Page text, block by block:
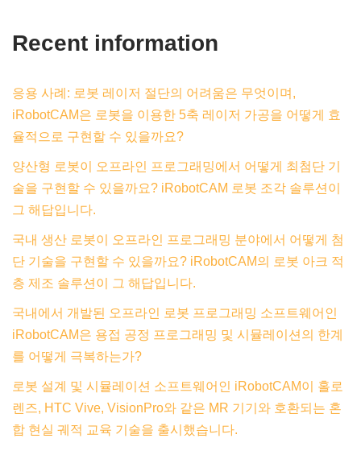
Recent information
응용 사례: 로봇 레이저 절단의 어려움은 무엇이며,
iRobotCAM은 로봇을 이용한 5축 레이저 가공을 어떻게 효
율적으로 구현할 수 있을까요?
양산형 로봇이 오프라인 프로그래밍에서 어떻게 최첨단 기
술을 구현할 수 있을까요? iRobotCAM 로봇 조각 솔루션이
그 해답입니다.
국내 생산 로봇이 오프라인 프로그래밍 분야에서 어떻게 첨
단 기술을 구현할 수 있을까요? iRobotCAM의 로봇 아크 적
층 제조 솔루션이 그 해답입니다.
국내에서 개발된 오프라인 로봇 프로그래밍 소프트웨어인
iRobotCAM은 용접 공정 프로그래밍 및 시뮬레이션의 한계
를 어떻게 극복하는가?
로봇 설계 및 시뮬레이션 소프트웨어인 iRobotCAM이 홀로
렌즈, HTC Vive, VisionPro와 같은 MR 기기와 호환되는 혼
합 현실 궤적 교육 기술을 출시했습니다.